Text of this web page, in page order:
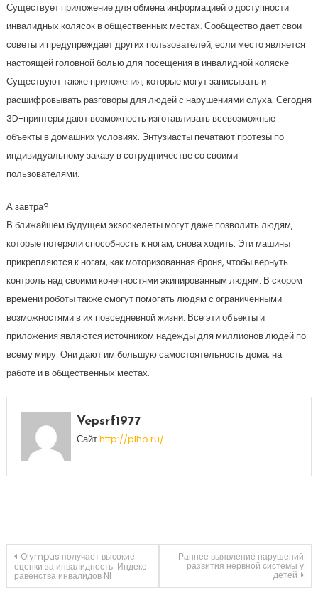
Существует приложение для обмена информацией о доступности
инвалидных колясок в общественных местах. Сообщество дает свои
советы и предупреждает других пользователей, если место является
настоящей головной болью для посещения в инвалидной коляске.
Существуют также приложения, которые могут записывать и
расшифровывать разговоры для людей с нарушениями слуха. Сегодня
3D-принтеры дают возможность изготавливать всевозможные
объекты в домашних условиях. Энтузиасты печатают протезы по
индивидуальному заказу в сотрудничестве со своими
пользователями.
А завтра?
В ближайшем будущем экзоскелеты могут даже позволить людям,
которые потеряли способность к ногам, снова ходить. Эти машины
прикрепляются к ногам, как моторизованная броня, чтобы вернуть
контроль над своими конечностями экипированным людям. В скором
времени роботы также смогут помогать людям с ограниченными
возможностями в их повседневной жизни. Все эти объекты и
приложения являются источником надежды для миллионов людей по
всему миру. Они дают им большую самостоятельность дома, на
работе и в общественных местах.
Vepsrf1977
Сайтhttp://plho.ru/
Навигация
по
Olympus получает высокие
оценки за инвалидность: Индекс
равенства инвалидов NI
Раннее выявление нарушений
развития нервной системы у
детей